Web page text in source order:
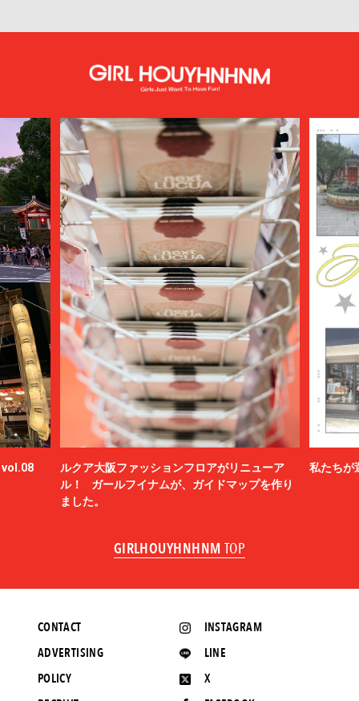
vol.08
ルクア大阪ファッションフロアがリニューア
ル！ ガールフイナムが、ガイドマップを作り
ました。
私たちが
GIRLHOUYHNHNM TOP
INSTAGRAM
LINE
X
CONTACT
ADVERTISING
POLICY